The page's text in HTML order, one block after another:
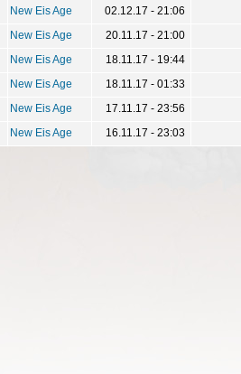
New Eis Age
02.12.17 - 21:06
New Eis Age
20.11.17 - 21:00
New Eis Age
18.11.17 - 19:44
New Eis Age
18.11.17 - 01:33
New Eis Age
17.11.17 - 23:56
New Eis Age
16.11.17 - 23:03